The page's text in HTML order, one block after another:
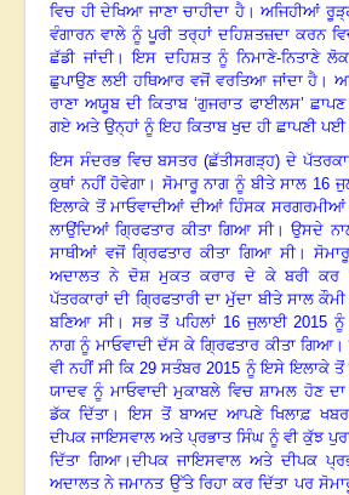
ਵਿਚ ਹੀ ਦੇਖਿਆ ਜਾਣਾ ਚਾਹੀਦਾ ਹੈ। ਅਜਿਹੀਆਂ
ਵੰਗਾਰਨ ਵਾਲੇ ਨੂੰ ਪੂਰੀ ਤਰ੍ਹਾਂ ਦਹਿਸ਼ਤਜ਼ਦਾ ਕਰਨ
ਛੱਡੀ ਜਾਂਦੀ। ਇਸ ਦਹਿਸ਼ਤ ਨੂੰ ਨਿਮਾਣੇ-ਨਿਤਾਣੇ
ਛੁਪਾਉਣ ਲਈ ਹਥਿਆਰ ਵਜੋਂ ਵਰਤਿਆ ਜਾਂਦਾ ਹੈ।
ਰਾਣਾ ਅਯੂਬ ਦੀ ਕਿਤਾਬ ‘ਗੁਜਰਾਤ ਫਾਈਲਸ’
ਗਏ ਅਤੇ ਉਨ੍ਹਾਂ ਨੂੰ ਇਹ ਕਿਤਾਬ ਖੁਦ ਹੀ ਛਾਪਣੀ
ਇਸ ਸੰਦਰਭ ਵਿਚ ਬਸਤਰ (ਛੱਤੀਸਗੜ੍ਹ) ਦੇ
ਕੁਥਾਂ ਨਹੀਂ ਹੋਵੇਗਾ। ਸੋਮਾਰੂ ਨਾਗ ਨੂੰ ਬੀਤੇ ਸਾਲ 16
ਇਲਾਕੇ ਤੋਂ ਮਾਓਵਾਦੀਆਂ ਦੀਆਂ ਹਿੰਸਕ ਸਰਗਰਮੀਆਂ
ਲਾਉਂਦਿਆਂ ਗ੍ਰਿਫਤਾਰ ਕੀਤਾ ਗਿਆ ਸੀ। ਉਸਦੇ
ਸਾਥੀਆਂ ਵਜੋਂ ਗ੍ਰਿਫਤਾਰ ਕੀਤਾ ਗਿਆ ਸੀ।
ਅਦਾਲਤ ਨੇ ਦੋਸ਼ ਮੁਕਤ ਕਰਾਰ ਦੇ ਕੇ ਬਰੀ ਕਰ
ਪੱਤਰਕਾਰਾਂ ਦੀ ਗ੍ਰਿਫਤਾਰੀ ਦਾ ਮੁੱਦਾ ਬੀਤੇ ਸਾਲ
ਬਣਿਆ ਸੀ। ਸਭ ਤੋਂ ਪਹਿਲਾਂ 16ਜੁਲਾਈ2015 ਨੂੰ
ਨਾਗ ਨੂੰ ਮਾਓਵਾਦੀ ਦੱਸ ਕੇ ਗ੍ਰਿਫਤਾਰ ਕੀਤਾ
ਵੀ ਨਹੀਂ ਸੀ ਕਿ29 ਸਤੰਬਰ2015 ਨੂੰ ਇਸੇ ਇਲਾਕੇ ਤੋਂ
ਯਾਦਵ ਨੂੰ ਮਾਓਵਾਦੀ ਮੁਕਾਬਲੇ ਵਿਚ ਸ਼ਾਮਲ ਹੋਣ
ਡੱਕ ਦਿੱਤਾ। ਇਸ ਤੋਂ ਬਾਅਦ ਆਪਣੇ ਖਿਲਾਫ਼
ਦੀਪਕ ਜਾਇਸਵਾਲ ਅਤੇ ਪ੍ਰਭਾਤ ਸਿੰਘ ਨੂੰ ਵੀ ਕੁੱਝ
ਦਿੱਤਾ ਗਿਆ। ਦੀਪਕ ਜਾਇਸਵਾਲ ਅਤੇ ਦੀਪਕ
ਅਦਾਲਤ ਨੇ ਜਮਾਨਤ ਉੱਤੇ ਰਿਹਾ ਕਰ ਦਿੱਤਾ ਪਰ